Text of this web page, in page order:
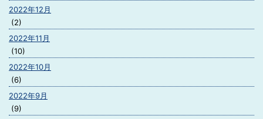
2022年12月
(2)
2022年11月
(10)
2022年10月
(6)
2022年9月
(9)